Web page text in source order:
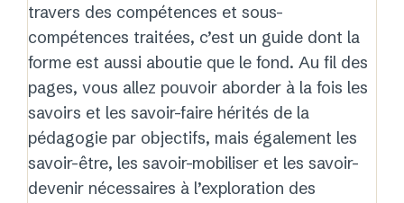
travers des compétences et sous-
compétences traitées, c’est un guide dont la
forme est aussi aboutie que le fond. Au fil des
pages, vous allez pouvoir aborder à la fois les
savoirs et les savoir-faire hérités de la
pédagogie par objectifs, mais également les
savoir-être, les savoir-mobiliser et les savoir-
devenir nécessaires à l’exploration des